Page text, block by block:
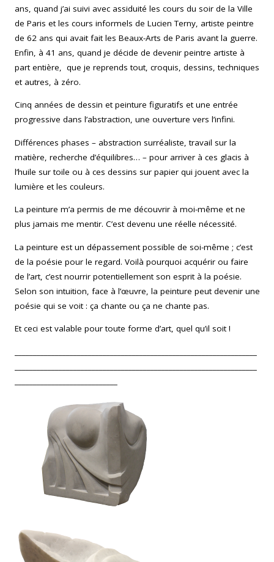
ans, quand j’ai suivi avec assiduité les cours du soir de la Ville
de Paris et les cours informels de Lucien Terny, artiste peintre
de 62 ans qui avait fait les Beaux-Arts de Paris avant la guerre.
Enfin, à 41 ans, quand je décide de devenir peintre artiste à
part entière, que je reprends tout, croquis, dessins, techniques
et autres, à zéro.
Cinq années de dessin et peinture figuratifs et une entrée
progressive dans l’abstraction, une ouverture vers l’infini.
Différences phases – abstraction surréaliste, travail sur la
matière, recherche d’équilibres… – pour arriver à ces glacis à
l’huile sur toile ou à ces dessins sur papier qui jouent avec la
lumière et les couleurs.
La peinture m’a permis de me découvrir à moi-même et ne
plus jamais me mentir. C’est devenu une réelle nécessité.
La peinture est un dépassement possible de soi-même ; c’est
de la poésie pour le regard. Voilà pourquoi acquérir ou faire
de l’art, c’est nourrir potentiellement son esprit à la poésie.
Selon son intuition, face à l’œuvre, la peinture peut devenir une
poésie qui se voit : ça chante ou ça ne chante pas.
Et ceci est valable pour toute forme d’art, quel qu’il soit !